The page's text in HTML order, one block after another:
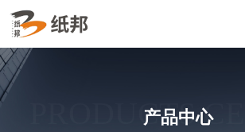
PRODUCTS
产品中心